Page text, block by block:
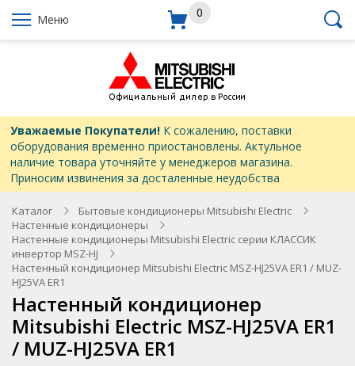
Меню 0
Уважаемые Покупатели!К сожалению, поставки
оборудования временно приостановлены. Актульное
наличие товара уточняйте у менеджеров магазина.
Приносим извинения за досталенные неудобства
Каталог
Бытовые кондиционеры Mitsubishi Electric
Настенные кондиционеры
Настенные кондиционеры Mitsubishi Electric серии КЛАССИК
инвертор MSZ-HJ
Настенный кондиционер Mitsubishi Electric MSZ-HJ25VA ER1 / MUZ-
HJ25VA ER1
Настенный кондиционер
Mitsubishi Electric MSZ-HJ25VA ER1
/ MUZ-HJ25VA ER1